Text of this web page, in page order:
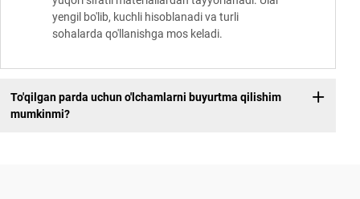
yengil bo'lib, kuchli hisoblanadi va turli
sohalarda qo'llanishga mos keladi.
To'qilgan parda uchun o'lchamlarni buyurtma qilishim
mumkinmi?